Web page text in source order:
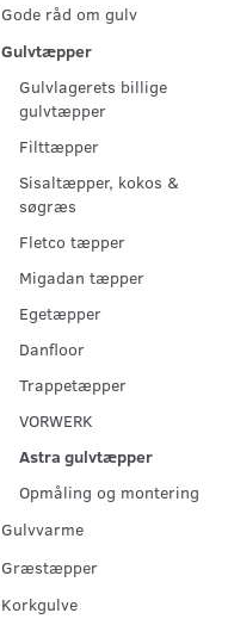
Gode råd om gulv
Gulvtæpper
Gulvlagerets billige
gulvtæpper
Filttæpper
Sisaltæpper, kokos &
søgræs
Fletco tæpper
Migadan tæpper
Egetæpper
Danfloor
Trappetæpper
VORWERK
Astra gulvtæpper
Opmåling og montering
Gulvvarme
Græstæpper
Korkgulve